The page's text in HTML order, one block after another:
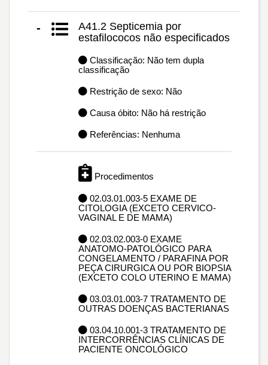
-
A41.2 Septicemia por
estafilococos não especificados
Classificação: Não tem dupla
classificação
Restrição de sexo: Não
Causa óbito: Não há restrição
Referências: Nenhuma
Procedimentos
02.03.01.003-5 EXAME DE
CITOLOGIA (EXCETO CERVICO-
VAGINAL E DE MAMA)
02.03.02.003-0 EXAME
ANATOMO-PATOLÓGICO PARA
CONGELAMENTO / PARAFINA POR
PEÇA CIRURGICA OU POR BIOPSIA
(EXCETO COLO UTERINO E MAMA)
03.03.01.003-7 TRATAMENTO DE
OUTRAS DOENÇAS BACTERIANAS
03.04.10.001-3 TRATAMENTO DE
INTERCORRÊNCIAS CLÍNICAS DE
PACIENTE ONCOLÓGICO